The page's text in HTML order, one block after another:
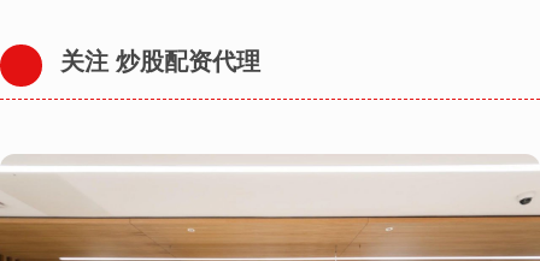
关注 炒股配资代理